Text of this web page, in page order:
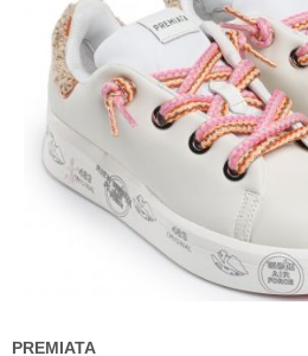
PREMIATA